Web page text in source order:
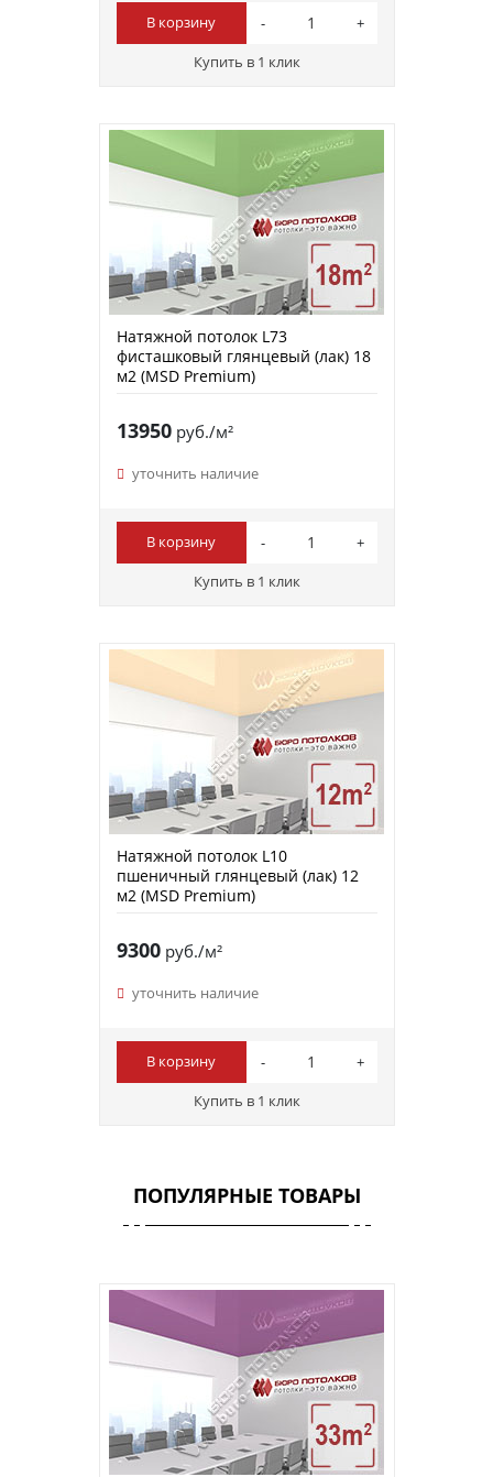
В корзину
Купить в 1 клик
Натяжной потолок L73
фисташковый глянцевый (лак) 18
м2 (MSD Premium)
13950руб./м²
уточнить наличие
В корзину
Купить в 1 клик
Натяжной потолок L10
пшеничный глянцевый (лак) 12
м2 (MSD Premium)
9300руб./м²
уточнить наличие
В корзину
Купить в 1 клик
ПОПУЛЯРНЫЕ ТОВАРЫ